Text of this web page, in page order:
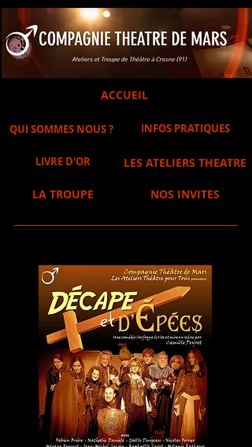
ACCUEIL
QUI SOMMES NOUS ? INFOS PRATIQUES
LIVRE D'OR LES ATELIERS THEATRE
LA TROUPE NOS INVITES